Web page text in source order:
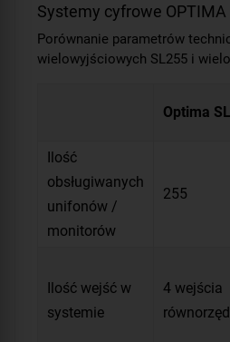
Systemy cyfrowe OPTIMA
Porównanie parametrów
wielowyjściowych SL255 i
Optima
Ilość
obsługiwanych
unifonów /
monitorów
255
Ilość wejść w
systemie
4 wejścia